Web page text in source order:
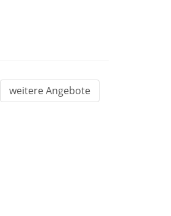
weitere Angebote